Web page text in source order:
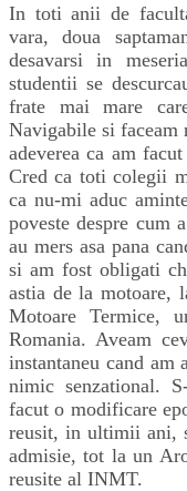
In toti anii de
vara, doua
desavarsi in
studentii se
frate mai mare
Navigabile si faceam
adeverea ca am
Cred ca toti colegii
ca nu-mi aduc
poveste despre cum
au mers asa pana
si am fost obligati
astia de la motoare,
Motoare Termice,
Romania. Aveam
instantaneu cand am
nimic senzational.
facut o modificare
reusit, in ultimii ani,
admisie, tot la un
reusite al INMT.